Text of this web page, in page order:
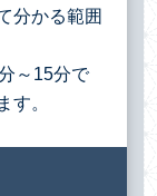
分かる範囲
～15分で
す。